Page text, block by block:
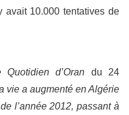
avait 10.000 tentatives de
Quotidien d’Oran du 24
vie a augmenté en Algérie
l’année 2012, passant à